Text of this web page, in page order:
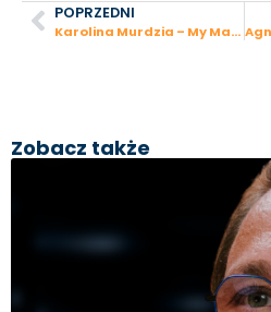
POPRZEDNI
Karolina Murdzia – My Magic Essence: od sprzedaży w Dow Jones do jogi i kosmetyków ekologicznych
Zobacz także